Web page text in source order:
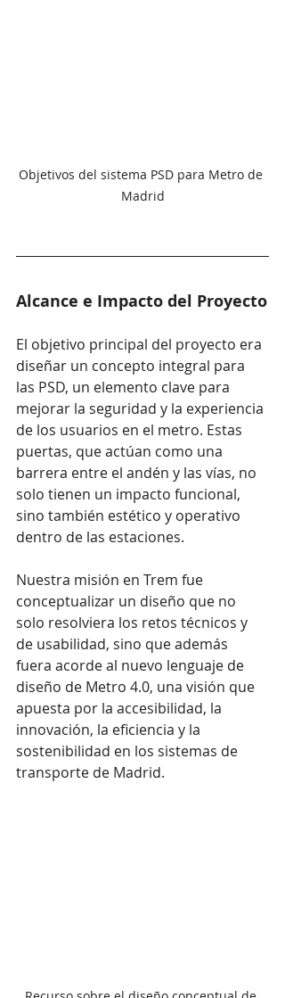
Objetivos del sistema PSD para Metro de
Madrid
Alcance e Impacto del Proyecto
El objetivo principal del proyecto era
diseñar un concepto integral para
las PSD, un elemento clave para
mejorar la seguridad y la experiencia
de los usuarios en el metro. Estas
puertas, que actúan como una
barrera entre el andén y las vías, no
solo tienen un impacto funcional,
sino también estético y operativo
dentro de las estaciones.
Nuestra misión en Trem fue
conceptualizar un diseño que no
solo resolviera los retos técnicos y
de usabilidad, sino que además
fuera acorde al nuevo lenguaje de
diseño de Metro 4.0, una visión que
apuesta por la accesibilidad, la
innovación, la eficiencia y la
sostenibilidad en los sistemas de
transporte de Madrid.